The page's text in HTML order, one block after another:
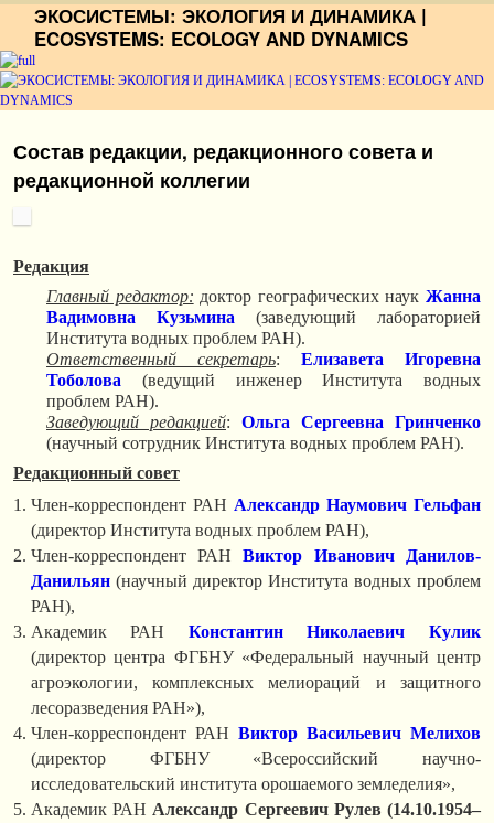
ЭКОСИСТЕМЫ: ЭКОЛОГИЯ И ДИНАМИКА |
ECOSYSTEMS: ECOLOGY AND DYNAMICS
Перейти к основному содержимому
Перейти к дополнительному содержимому
Состав редакции, редакционного совета и
редакционной коллегии
Редакция
Главный редактор: доктор географических наукЖанна
Вадимовна Кузьмина
(заведующий лабораторией
Института водных проблем РАН).
Ответственный секретарь: Елизавета Игоревна
Тоболова (ведущий инженер Института водных
проблем РАН).
Заведующий редакцией: Ольга Сергеевна Гринченко
(научный сотрудник Института водных проблем РАН).
Редакционный совет
Член-корреспондент РАН Александр Наумович Гельфан
(директор Института водных проблем РАН),
Член-корреспондент РАНВиктор Иванович Данилов-
Данильян(научный директор Института водных проблем
РАН),
Академик РАН Константин Николаевич Кулик
(директор центра ФГБНУ «Федеральный научный центр
агроэкологии, комплексных мелиораций и защитного
лесоразведения РАН»),
Член-корреспондент РАН Виктор Васильевич Мелихов
(директор ФГБНУ «Всероссийский научно-
исследовательский института орошаемого земледелия»,
Академик РАН Александр Сергеевич Рулев (14.10.1954–